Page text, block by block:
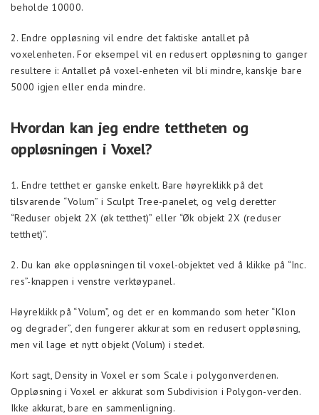
beholde 10000.
2. Endre oppløsning vil endre det faktiske antallet på
voxelenheten. For eksempel vil en redusert oppløsning to ganger
resultere i: Antallet på voxel-enheten vil bli mindre, kanskje bare
5000 igjen eller enda mindre.
Hvordan kan jeg endre tettheten og
oppløsningen i Voxel?
1. Endre tetthet er ganske enkelt. Bare høyreklikk på det
tilsvarende “Volum” i Sculpt Tree-panelet, og velg deretter
“Reduser objekt 2X (øk tetthet)” eller “Øk objekt 2X (reduser
tetthet)”.
2. Du kan øke oppløsningen til voxel-objektet ved å klikke på “Inc.
res”-knappen i venstre verktøypanel.
Høyreklikk på “Volum”, og det er en kommando som heter “Klon
og degrader”, den fungerer akkurat som en redusert oppløsning,
men vil lage et nytt objekt (Volum) i stedet.
Kort sagt, Density in Voxel er som Scale i polygonverdenen.
Oppløsning i Voxel er akkurat som Subdivision i Polygon-verden.
Ikke akkurat, bare en sammenligning.